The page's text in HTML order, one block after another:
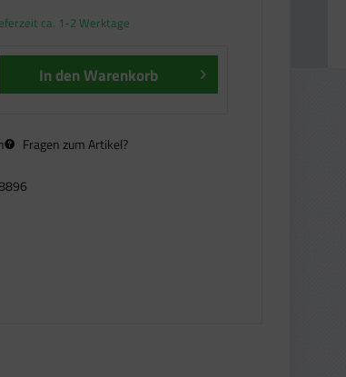
ca. 1-2 Werktage
In denWarenkorb
Fragen zum Artikel?